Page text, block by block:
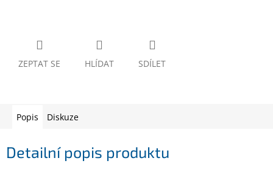
ZEPTAT SE HLÍDAT SDÍLET
Popis Diskuze
Detailní popis produktu